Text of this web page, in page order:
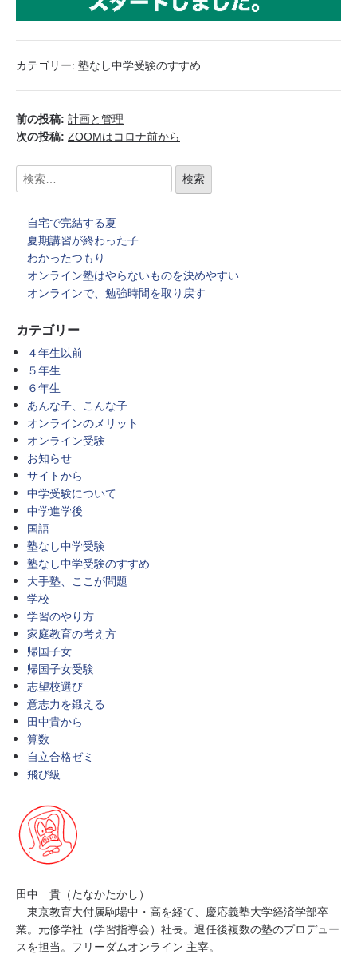
カテゴリー: 塾なし中学受験のすすめ
前の投稿: 計画と管理
次の投稿: ZOOMはコロナ前から
自宅で完結する夏
夏期講習が終わった子
わかったつもり
オンライン塾はやらないものを決めやすい
オンラインで、勉強時間を取り戻す
カテゴリー
４年生以前
５年生
６年生
あんな子、こんな子
オンラインのメリット
オンライン受験
お知らせ
サイトから
中学受験について
中学進学後
国語
塾なし中学受験
塾なし中学受験のすすめ
大手塾、ここが問題
学校
学習のやり方
家庭教育の考え方
帰国子女
帰国子女受験
志望校選び
意志力を鍛える
田中貴から
算数
自立合格ゼミ
飛び級
田中 貴（たなかたかし）
東京教育大付属駒場中・高を経て、慶応義塾大学経済学部卒
業。元修学社（学習指導会）社長。退任後複数の塾のプロデュー
スを担当。フリーダムオンライン 主宰。